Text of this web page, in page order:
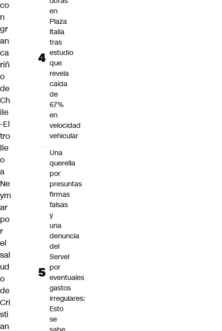
co
n
gr
an
ca
riñ
o
de
Ch
ile
-El
tro
lle
o
a
Ne
ym
ar
po
r
el
sal
ud
o
de
Cri
sti
an
en
Plaza
Italia
tras
estudio
que
revela
caída
de
67%
en
velocidad
vehicular
Una
querella
por
presuntas
firmas
falsas
y
una
denuncia
del
Servel
por
eventuales
gastos
irregulares:
Esto
se